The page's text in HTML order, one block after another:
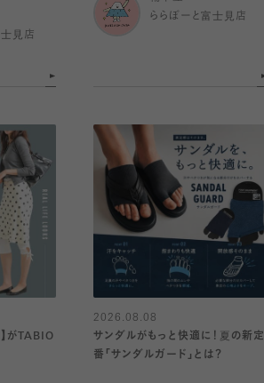
士見店
ららぽーと富士見店
】がTABIO
2026.08.08
サンダルがもっと快適に！夏の新定
番「サンダルガード」とは？